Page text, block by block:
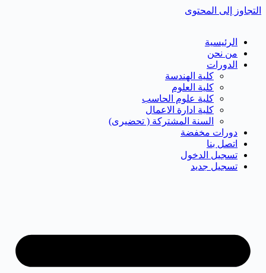
التجاوز إلى المحتوى
الرئيسية
من نحن
الدورات
كلية الهندسة
كلية العلوم
كلية علوم الحاسب
كلية ادارة الاعمال
السنة المشتركة ( تحضيرى)
دورات مخفضة
اتصل بنا
تسجيل الدخول
تسجيل جديد